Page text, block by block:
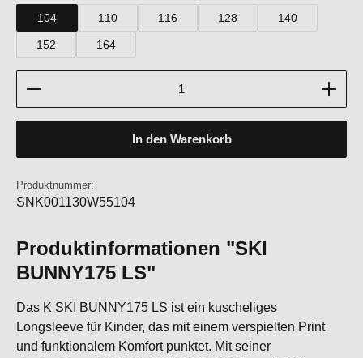
104 110 116 128 140
152 164
Produkt Anzahl: Gib den gewünschten Wert ein
In den Warenkorb
Produktnummer:
SNK001130W55104
Produktinformationen "SKI
BUNNY175 LS"
Das K SKI BUNNY175 LS ist ein kuscheliges
Longsleeve für Kinder, das mit einem verspielten Print
und funktionalem Komfort punktet. Mit seiner